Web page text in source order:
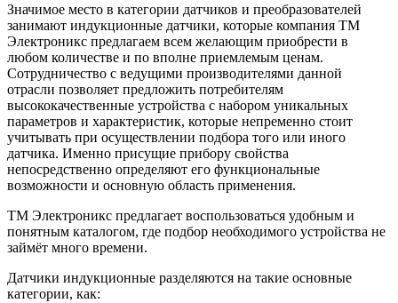
Значимое место в категории датчиков и преобразователей
занимают индукционные датчики, которые компания ТМ
Электроникс предлагаем всем желающим приобрести в
любом количестве и по вполне приемлемым ценам.
Сотрудничество с ведущими производителями данной
отрасли позволяет предложить потребителям
высококачественные устройства с набором уникальных
параметров и характеристик, которые непременно стоит
учитывать при осуществлении подбора того или иного
датчика. Именно присущие прибору свойства
непосредственно определяют его функциональные
возможности и основную область применения.
ТМ Электроникс предлагает воспользоваться удобным и
понятным каталогом, где подбор необходимого устройства не
займёт много времени.
Датчики индукционные разделяются на такие основные
категории, как: